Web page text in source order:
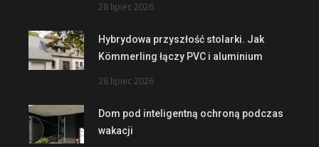
28 lipiec 2026
Hybrydowa przyszłość stolarki. Jak
Kömmerling łączy PVC i aluminium
28 lipiec 2026
Dom pod inteligentną ochroną podczas
wakacji